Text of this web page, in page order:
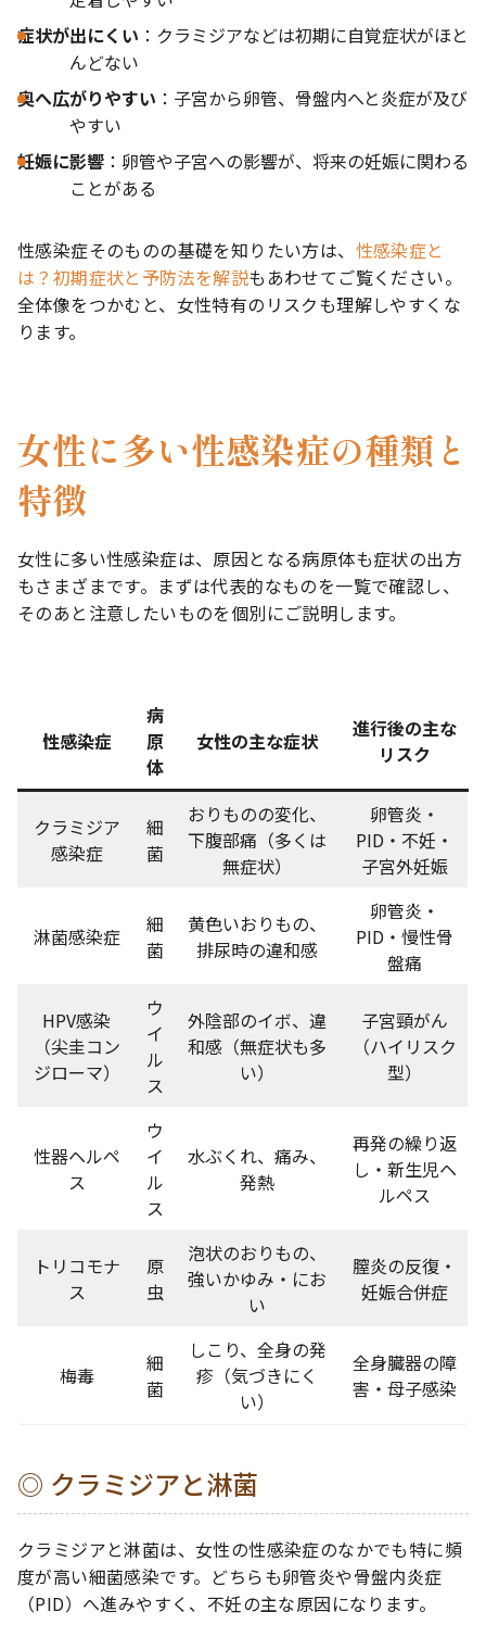
症状が出にくい ：クラミジアなどは初期に自覚症状がほと
んどない
奥へ広がりやすい ：子宮から卵管、骨盤内へと炎症が及び
やすい
妊娠に影響 ：卵管や子宮への影響が、将来の妊娠に関わる
ことがある
性感染症そのものの基礎を知りたい方は、 性感染症と
は？初期症状と予防法を解説もあわせてご覧ください。
全体像をつかむと、女性特有のリスクも理解しやすくな
ります。
女性に多い性感染症の種類と
特徴
女性に多い性感染症は、原因となる病原体も症状の出方
もさまざまです。まずは代表的なものを一覧で確認し、
そのあと注意したいものを個別にご説明します。
性感染症
病
原
体
女性の主な症状
進行後の主な
リスク
クラミジア
感染症
細
菌
おりものの変化、
下腹部痛（多くは
無症状）
卵管炎・
PID・不妊・
子宮外妊娠
淋菌感染症
細
菌
黄色いおりもの、
排尿時の違和感
卵管炎・
PID・慢性骨
盤痛
HPV感染
（尖圭コン
ジローマ）
ウ
イ
ル
ス
外陰部のイボ、違
和感（無症状も多
い）
子宮頸がん
（ハイリスク
型）
性器ヘルペ
ス
ウ
イ
ル
ス
水ぶくれ、痛み、
発熱
再発の繰り返
し・新生児ヘ
ルペス
トリコモナ
ス
原
虫
泡状のおりもの、
強いかゆみ・にお
い
膣炎の反復・
妊娠合併症
梅毒
細
菌
しこり、全身の発
疹（気づきにく
い）
全身臓器の障
害・母子感染
クラミジアと淋菌
クラミジアと淋菌は、女性の性感染症のなかでも特に頻
度が高い細菌感染です。どちらも卵管炎や骨盤内炎症
（PID）へ進みやすく、不妊の主な原因になります。